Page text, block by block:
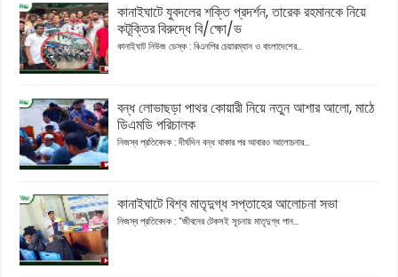
কানাইঘাটে যুবদলের শক্তি প্রদর্শন, তারেক রহমানকে নিয়ে
কটূক্তির বিরুদ্ধে বি/ক্ষো/ভ
কানাইঘাট নিউজ ডেস্ক : বিএনপির চেয়ারম্যান ও বাংলাদেশের...
বন্ধ লোভাছড়া পাথর কোয়ারী নিয়ে নতুন আশার আলো, মাঠে
ডিএমডি পরিচালক
নিজস্ব প্রতিবেদক : দীর্ঘদিন বন্ধ থাকার পর আবারও আলোচনার...
কানাইঘাটে বিশ্ব মাতৃদুগ্ধ সপ্তাহের আলোচনা সভা
নিজস্ব প্রতিবেদক : “জীবনের টেকসই সূচনায় মাতৃদুগ্ধ পান...